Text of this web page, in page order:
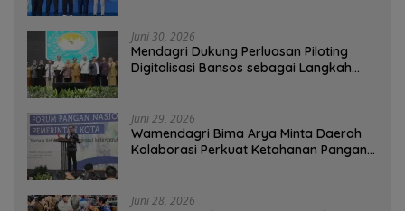
Juni 30, 2026
Mendagri Dukung Perluasan Piloting
Digitalisasi Bansos sebagai Langkah
Juni 29, 2026
Wamendagri Bima Arya Minta Daerah
Kolaborasi Perkuat Ketahanan Pangan
Juni 28, 2026